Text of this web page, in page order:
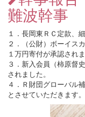
難波幹事
１．長岡東ＲＣ定款、
２．（公財）ボーイス
１万円寄付が承認されま
３．新入会員（柿原督
されました。
４．Ｒ財団グローバル
とさせていただきます。